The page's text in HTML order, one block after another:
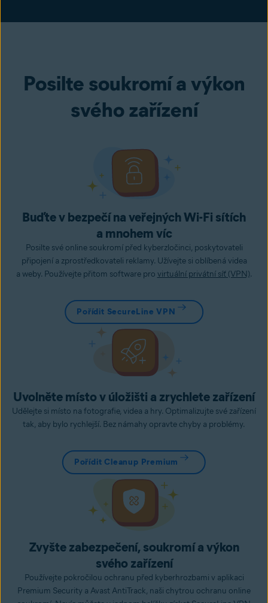
Posilte soukromí a výkon
svého zařízení
Buďte v bezpečí na veřejných Wi-Fi sítích
a mnohem víc
Posilte své online soukromí před kyberzločinci, poskytovateli
připojení a zprostředkovateli reklamy. Užívejte si oblíbená videa
a weby. Používejte přitom software pro virtuální privátní síť (VPN).
Pořídit SecureLine VPN
Uvolněte místo v úložišti a zrychlete zařízení
Udělejte si místo na fotografie, videa a hry. Optimalizujte své zařízení
tak, aby bylo rychlejší. Bez námahy opravte chyby a problémy.
Pořídit Cleanup Premium
Zvyšte zabezpečení, soukromí a výkon
svého zařízení
Používejte pokročilou ochranu před kyberhrozbami v aplikaci
Premium Security a Avast AntiTrack, naši chytrou ochranu online